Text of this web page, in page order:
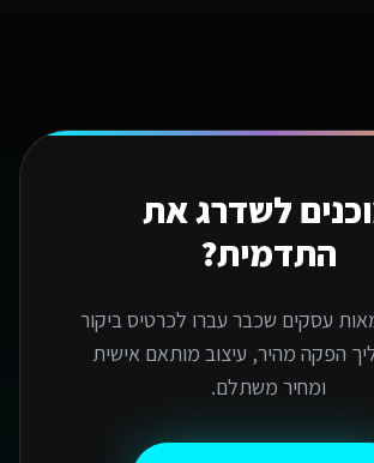
לשדרג את
התדמית?
עסקים שכבר עברו לכרטיס ביקור
הפקה מהיר, עיצוב מותאם אישית
ומחיר משתלם.